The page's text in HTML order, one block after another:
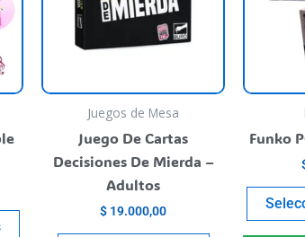
variantes.
se
Juegos de Mesa
Juego De Cartas
Decisiones De Mierda –
Adultos
$ 19.000,00
Funko